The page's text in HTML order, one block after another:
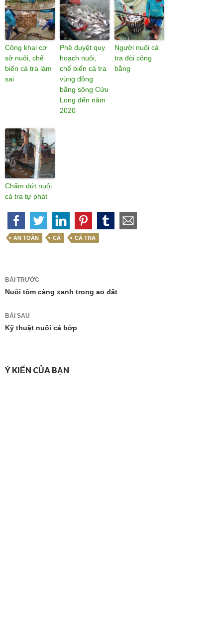
Công khai cơ
sở nuôi, chế
biến cá tra làm
sai
Phê duyệt quy
hoạch nuôi,
chế biến cá tra
vùng đồng
bằng sông Cửu
Long đến năm
2020
Người nuôi cá
tra đòi công
bằng
Chấm dứt nuôi
cá tra tự phát
AN TOÀN CÁ CÁ TRA
Điều
hướng
bài
viết
BÀI TRƯỚC
Nuôi tôm càng xanh trong ao đất
BÀI SAU
Kỹ thuật nuôi cá bớp
Ý KIẾN CỦA BẠN